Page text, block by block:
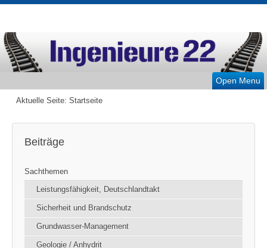
Open Menu
Aktuelle Seite: Startseite
Beiträge
Sachthemen
Leistungsfähigkeit, Deutschlandtakt
Sicherheit und Brandschutz
Grundwasser-Management
Geologie / Anhydrit